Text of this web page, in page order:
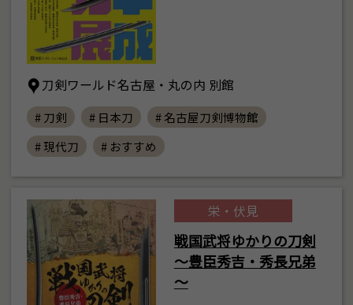
刀剣ワールド名古屋・丸の内 別館
# 刀剣 # 日本刀
# 名古屋刀剣博物館
# 現代刀
# おすすめ
栄・伏見
戦国武将ゆかりの刀剣
～豊臣秀吉・秀長兄弟
～